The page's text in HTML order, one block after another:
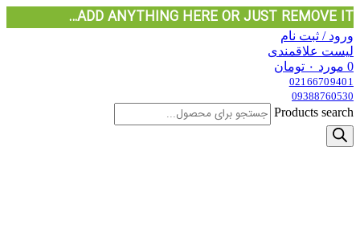
ADD ANYTHING HERE OR JUST REMOVE IT…
ورود / ثبت نام
لیست علاقمندی
0 مورد ۰ تومان
02166709401
09388760530
Products search